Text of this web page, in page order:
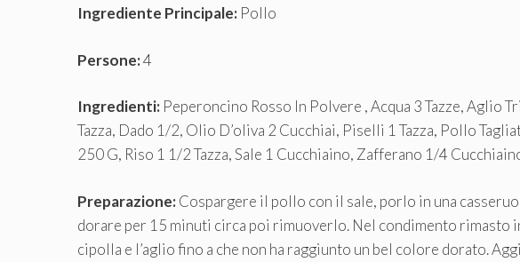
Ingrediente Principale: Pollo
Persone:4
Ingredienti: Peperoncino Rosso In Polvere , Acqua 3 Tazze, Aglio
Tazza, Dado 1/2, Olio D’oliva 2 Cucchiai, Piselli 1 Tazza, Pollo
250 G, Riso 1 1/2 Tazza, Sale 1 Cucchiaino, Zafferano 1/4
Preparazione:Cospargere il pollo con il sale, porlo in una
dorare per 15 minuti circa poi rimuoverlo. Nel condimento rimasto
cipolla e l’aglio fino a che non ha raggiunto un bel colore dorato.